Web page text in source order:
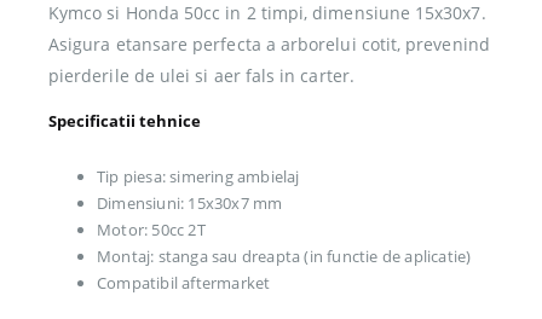
Kymco si Honda 50cc in 2 timpi, dimensiune 15x30x7.
Asigura etansare perfecta a arborelui cotit, prevenind
pierderile de ulei si aer fals in carter.
Specificatii tehnice
Tip piesa: simering ambielaj
Dimensiuni: 15x30x7 mm
Motor: 50cc 2T
Montaj: stanga sau dreapta (in functie de aplicatie)
Compatibil aftermarket